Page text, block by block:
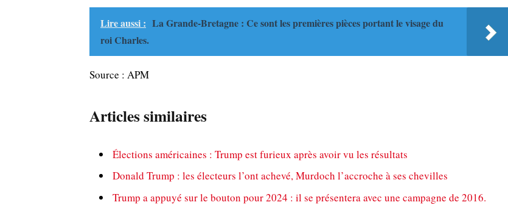
Lire aussi : La Grande-Bretagne : Ce sont les premières pièces portant le visage du
roi Charles.
Source : APM
Articles similaires
Élections américaines : Trump est furieux après avoir vu les résultats
Donald Trump : les électeurs l’ont achevé, Murdoch l’accroche à ses chevilles
Trump a appuyé sur le bouton pour 2024 : il se présentera avec une campagne de 2016.